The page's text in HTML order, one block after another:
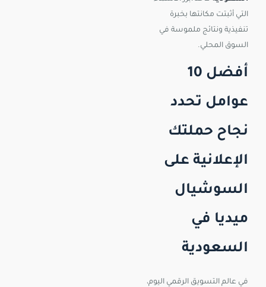
التي أثبتت مكانتها بخبرة
تنفيذية ونتائج ملموسة في
السوق المحلي.
أفضل 10
عوامل تحدد
نجاح حملتك
الإعلانية على
السوشيال
ميديا في
السعودية
في عالم التسويق الرقمي اليوم،